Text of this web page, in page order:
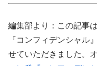
編集部より：この記事
『コンフィデンシャル
せていただきました。